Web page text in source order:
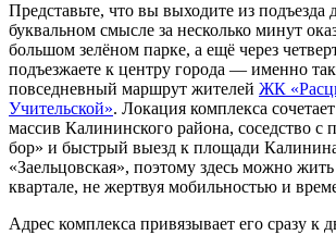
Представьте, что вы выходите из подъезда
буквальном смысле за несколько минут
большом зелёном парке, а ещё через
подъезжаете к центру города — именно
повседневный маршрут жителей ЖК
Учительской». Локация комплекса
массив Калининского района, соседство с
бор» и быстрый выезд к площади
«Заельцовская», поэтому здесь можно
квартале, не жертвуя мобильностью и
Адрес комплекса привязывает его сразу к